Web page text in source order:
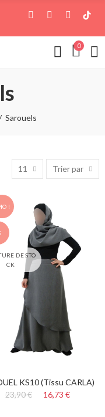
0
Sarouels
11 Trier par
!
DE STO
CK
KS10 (Tissu CARLA)
23,90 €
16,73 €